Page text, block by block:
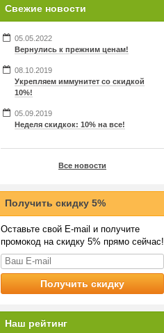
Свежие новости
05.05.2022
Вернулись к прежним ценам!
08.10.2019
Укрепляем иммунитет со скидкой
10%!
05.09.2019
Неделя скидкок: 10% на все!
Все новости
Получить скидку 5%
Оставьте свой E-mail и получите
промокод на скидку 5% прямо сейчас!
Наш рейтинг